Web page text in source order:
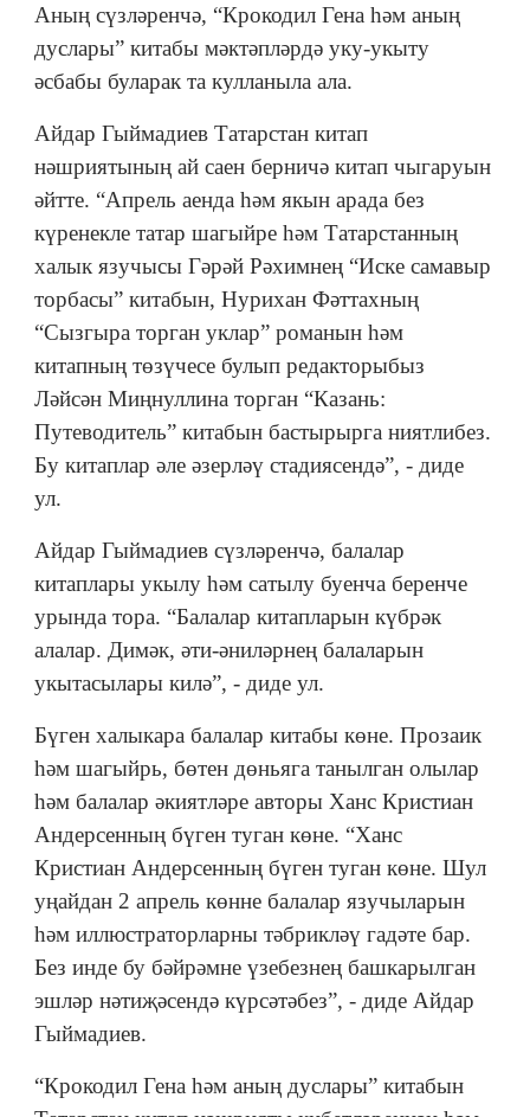
Аның сүзләренчә, “Крокодил Гена һәм аның
дуслары” китабы мәктәпләрдә уку-укыту
әсбабы буларак та кулланыла ала.
Айдар Гыймадиев Татарстан китап
нәшриятының ай саен берничә китап чыгаруын
әйтте. “Апрель аенда һәм якын арада без
күренекле татар шагыйре һәм Татарстанның
халык язучысы Гәрәй Рәхимнең “Иске самавыр
торбасы” китабын, Нурихан Фәттахның
“Сызгыра торган уклар” романын һәм
китапның төзүчесе булып редакторыбыз
Ләйсән Миңнуллина торган “Казань:
Путеводитель” китабын бастырырга ниятлибез.
Бу китаплар әле әзерләү стадиясендә”, - диде
ул.
Айдар Гыймадиев сүзләренчә, балалар
китаплары укылу һәм сатылу буенча беренче
урында тора. “Балалар китапларын күбрәк
алалар. Димәк, әти-әниләрнең балаларын
укытасылары килә”, - диде ул.
Бүген халыкара балалар китабы көне. Прозаик
һәм шагыйрь, бөтен дөньяга танылган олылар
һәм балалар әкиятләре авторы Ханс Кристиан
Андерсенның бүген туган көне. “Ханс
Кристиан Андерсенның бүген туган көне. Шул
уңайдан 2 апрель көнне балалар язучыларын
һәм иллюстраторларны тәбрикләү гадәте бар.
Без инде бу бәйрәмне үзебезнең башкарылган
эшләр нәтиҗәсендә күрсәтәбез”, - диде Айдар
Гыймадиев.
“Крокодил Гена һәм аның дуслары” китабын